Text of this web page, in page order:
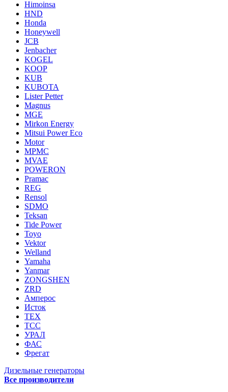
Himoinsa
HND
Honda
Honeywell
JCB
Jenbacher
KOGEL
KOOP
KUB
KUBOTA
Lister Petter
Magnus
MGE
Mirkon Energy
Mitsui Power Eco
Motor
MPMC
MVAE
POWERON
Pramac
REG
Rensol
SDMO
Teksan
Tide Power
Toyo
Vektor
Welland
Yamaha
Yanmar
ZONGSHEN
ZRD
Амперос
Исток
ТЕХ
ТСС
УРАЛ
ФАС
Фрегат
Дизельные генераторы
Все производители